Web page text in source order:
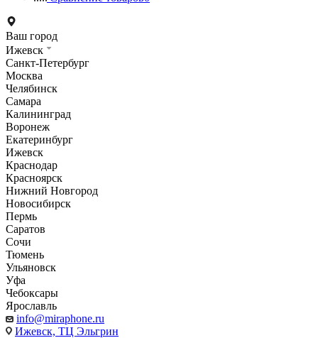
Ваш город
Ижевск
Санкт-Петербург
Москва
Челябинск
Самара
Калининград
Воронеж
Екатеринбург
Ижевск
Краснодар
Красноярск
Нижний Новгород
Новосибирск
Пермь
Саратов
Сочи
Тюмень
Ульяновск
Уфа
Чебоксары
Ярославль
info@miraphone.ru
Ижевск, ТЦ Эльгрин